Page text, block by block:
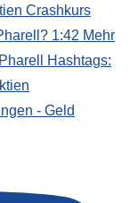
- Geld